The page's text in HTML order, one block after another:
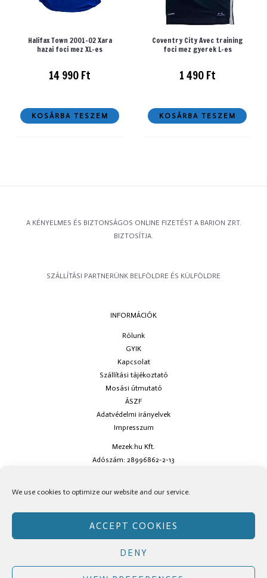
We use cookies to optimize our website and our service.
ACCEPT COOKIES
DENY
Halifax Town 2001-02 Xara
hazai foci mez XL-es
14 990Ft
KOSÁRBA TESZEM
Coventry City Avec training
foci mez gyerek L-es
1 490Ft
KOSÁRBA TESZEM
A KÉNYELMES ÉS BIZTONSÁGOS ONLINE FIZETÉST A BARION ZRT.
BIZTOSÍTJA.
SZÁLLÍTÁSI PARTNERÜNK BELFÖLDRE ÉS KÜLFÖLDRE
INFORMÁCIÓK
Rólunk
GYIK
Kapcsolat
Szállítási tájékoztató
Mosási útmutató
ÁSZF
Adatvédelmi irányelvek
Impresszum
Mezek.hu Kft.
Adószám: 28996862-2-13
social oldalainkon!
Copyright © Mezek.hu 2026 Mezek.hu